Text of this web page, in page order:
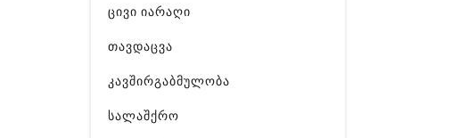
ცივი იარაღი
თავდაცვა
კავშირგაბმულობა
სალაშქრო